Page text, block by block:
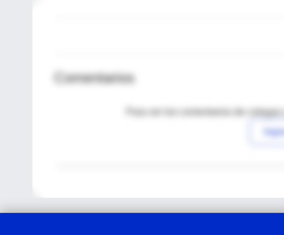
Comentarios
Para ver los comentarios de